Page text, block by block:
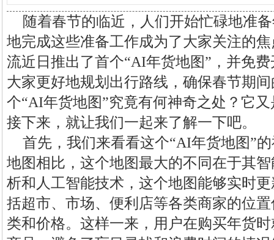
随着春节的临近，人们开始忙碌地准
地完成这些准备工作成为了大家关注的
流近日推出了首个“AI年货地图”，并免
大家更好地规划出行路线，确保春节期
个“AI年货地图”究竟有何神奇之处？它
接下来，就让我们一起来了解一下吧。
首先，我们来看看这个“AI年货地图”
地图相比，这个地图最大的不同在于其
析和人工智能技术，这个地图能够实时
括超市、市场、便利店等各类商家的位
类和价格。这样一来，用户在购买年货